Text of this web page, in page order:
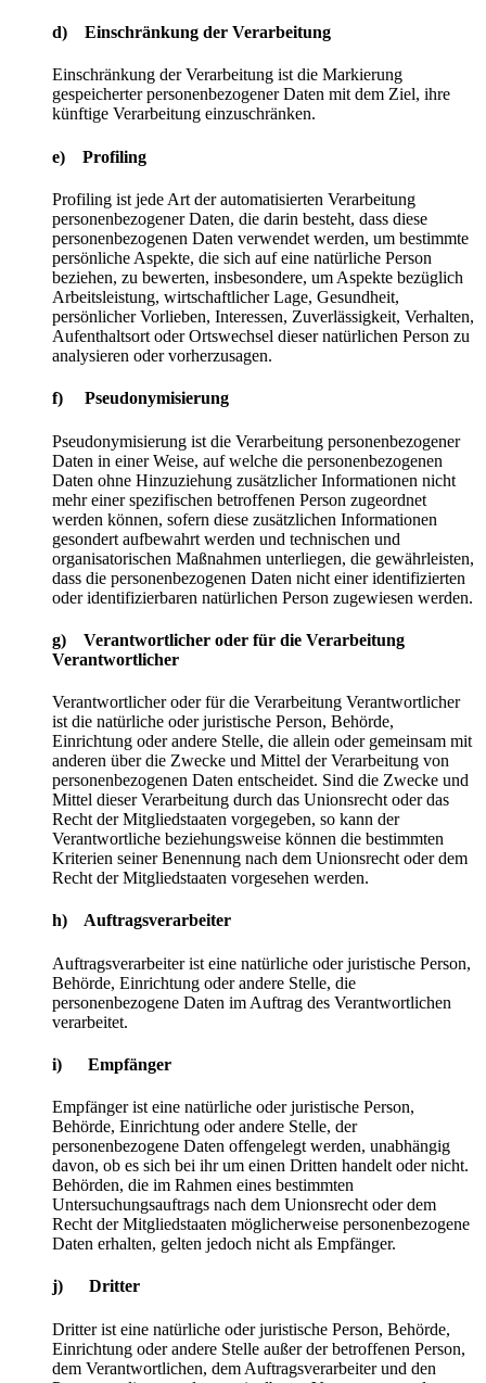
d) Einschränkung der Verarbeitung
Einschränkung der Verarbeitung ist die Markierung
gespeicherter personenbezogener Daten mit dem Ziel, ihre
künftige Verarbeitung einzuschränken.
e) Profiling
Profiling ist jede Art der automatisierten Verarbeitung
personenbezogener Daten, die darin besteht, dass diese
personenbezogenen Daten verwendet werden, um bestimmte
persönliche Aspekte, die sich auf eine natürliche Person
beziehen, zu bewerten, insbesondere, um Aspekte bezüglich
Arbeitsleistung, wirtschaftlicher Lage, Gesundheit,
persönlicher Vorlieben, Interessen, Zuverlässigkeit, Verhalten,
Aufenthaltsort oder Ortswechsel dieser natürlichen Person zu
analysieren oder vorherzusagen.
f) Pseudonymisierung
Pseudonymisierung ist die Verarbeitung personenbezogener
Daten in einer Weise, auf welche die personenbezogenen
Daten ohne Hinzuziehung zusätzlicher Informationen nicht
mehr einer spezifischen betroffenen Person zugeordnet
werden können, sofern diese zusätzlichen Informationen
gesondert aufbewahrt werden und technischen und
organisatorischen Maßnahmen unterliegen, die gewährleisten,
dass die personenbezogenen Daten nicht einer identifizierten
oder identifizierbaren natürlichen Person zugewiesen werden.
g) Verantwortlicher oder für die Verarbeitung
Verantwortlicher
Verantwortlicher oder für die Verarbeitung Verantwortlicher
ist die natürliche oder juristische Person, Behörde,
Einrichtung oder andere Stelle, die allein oder gemeinsam mit
anderen über die Zwecke und Mittel der Verarbeitung von
personenbezogenen Daten entscheidet. Sind die Zwecke und
Mittel dieser Verarbeitung durch das Unionsrecht oder das
Recht der Mitgliedstaaten vorgegeben, so kann der
Verantwortliche beziehungsweise können die bestimmten
Kriterien seiner Benennung nach dem Unionsrecht oder dem
Recht der Mitgliedstaaten vorgesehen werden.
h) Auftragsverarbeiter
Auftragsverarbeiter ist eine natürliche oder juristische Person,
Behörde, Einrichtung oder andere Stelle, die
personenbezogene Daten im Auftrag des Verantwortlichen
verarbeitet.
i) Empfänger
Empfänger ist eine natürliche oder juristische Person,
Behörde, Einrichtung oder andere Stelle, der
personenbezogene Daten offengelegt werden, unabhängig
davon, ob es sich bei ihr um einen Dritten handelt oder nicht.
Behörden, die im Rahmen eines bestimmten
Untersuchungsauftrags nach dem Unionsrecht oder dem
Recht der Mitgliedstaaten möglicherweise personenbezogene
Daten erhalten, gelten jedoch nicht als Empfänger.
j) Dritter
Dritter ist eine natürliche oder juristische Person, Behörde,
Einrichtung oder andere Stelle außer der betroffenen Person,
dem Verantwortlichen, dem Auftragsverarbeiter und den